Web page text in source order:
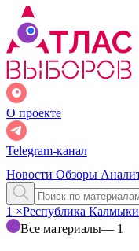
О проекте
Telegram-канал
Новости Обзоры
1 ×Республика
Все материалы— 1